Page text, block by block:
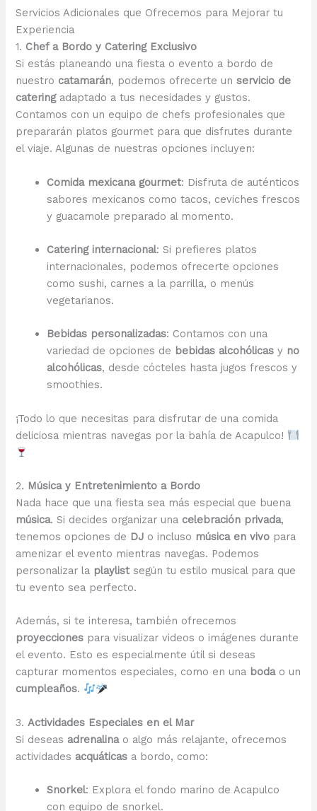
Servicios Adicionales que Ofrecemos para Mejorar tu
Experiencia
1. Chef a Bordo y Catering Exclusivo
Si estás planeando una fiesta o evento a bordo de
nuestro catamarán, podemos ofrecerte unservicio de
cateringadaptado a tus necesidades y gustos.
Contamos con un equipo de chefs profesionales que
prepararán platos gourmet para que disfrutes durante
el viaje. Algunas de nuestras opciones incluyen:
Comida mexicana gourmet: Disfruta de auténticos
sabores mexicanos como tacos, ceviches frescos
y guacamole preparado al momento.
Catering internacional: Si prefieres platos
internacionales, podemos ofrecerte opciones
como sushi, carnes a la parrilla, o menús
vegetarianos.
Bebidas personalizadas: Contamos con una
variedad de opciones de bebidas alcohólicas y no
alcohólicas, desde cócteles hasta jugos frescos y
smoothies.
¡Todo lo que necesitas para disfrutar de una comida
deliciosa mientras navegas por la bahía de Acapulco!
2. Música y Entretenimiento a Bordo
Nada hace que una fiesta sea más especial que buena
música. Si decides organizar una celebración privada,
tenemos opciones de DJ o incluso música en vivo para
amenizar el evento mientras navegas. Podemos
personalizar la playlistsegún tu estilo musical para que
tu evento sea perfecto.
Además, si te interesa, también ofrecemos
proyecciones para visualizar videos o imágenes durante
el evento. Esto es especialmente útil si deseas
capturar momentos especiales, como en una bodao un
cumpleaños.
3.Actividades Especiales en el Mar
Si deseas adrenalinao algo más relajante, ofrecemos
actividades acquáticas a bordo, como:
Snorkel: Explora el fondo marino de Acapulco
con equipo de snorkel.